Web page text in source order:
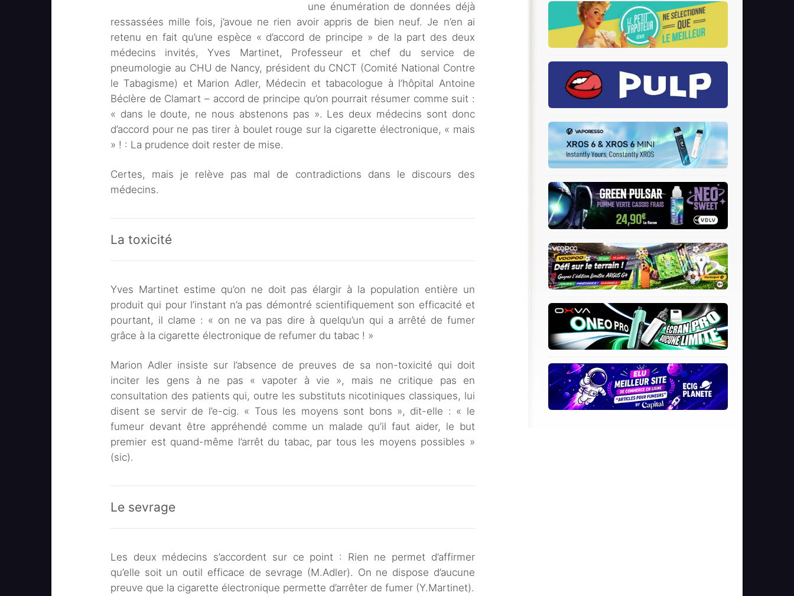
une énumération de données déjà
ressassées mille fois, j’avoue ne rien avoir appris de bien neuf. Je n’en ai
retenu en fait qu’une espèce « d’accord de principe » de la part des deux
médecins invités, Yves Martinet, Professeur et chef du service de
pneumologie au CHU de Nancy, président du CNCT (Comité National Contre
le Tabagisme) et Marion Adler, Médecin et tabacologue à l’hôpital Antoine
Béclère de Clamart – accord de principe qu’on pourrait résumer comme suit :
« dans le doute, ne nous abstenons pas ». Les deux médecins sont donc
d’accord pour ne pas tirer à boulet rouge sur la cigarette électronique, « mais
» ! : La prudence doit rester de mise.
Certes, mais je relève pas mal de contradictions dans le discours des
médecins.
La toxicité
Yves Martinet estime qu’on ne doit pas élargir à la population entière un
produit qui pour l’instant n’a pas démontré scientifiquement son efficacité et
pourtant, il clame : « on ne va pas dire à quelqu’un qui a arrêté de fumer
grâce à la cigarette électronique de refumer du tabac ! »
Marion Adler insiste sur l’absence de preuves de sa non-toxicité qui doit
inciter les gens à ne pas « vapoter à vie », mais ne critique pas en
consultation des patients qui, outre les substituts nicotiniques classiques, lui
disent se servir de l’e-cig. « Tous les moyens sont bons », dit-elle : « le
fumeur devant être appréhendé comme un malade qu’il faut aider, le but
premier est quand-même l’arrêt du tabac, par tous les moyens possibles »
(sic).
Le sevrage
Les deux médecins s’accordent sur ce point : Rien ne permet d’affirmer
qu’elle soit un outil efficace de sevrage (M.Adler). On ne dispose d’aucune
preuve que la cigarette électronique permette d’arrêter de fumer (Y.Martinet).